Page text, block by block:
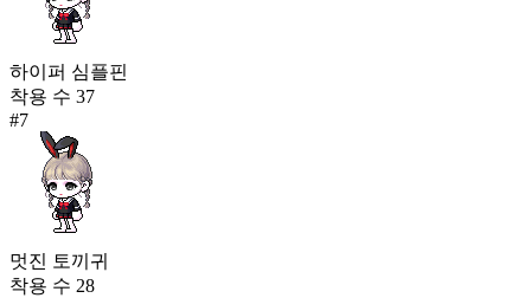
하이퍼 심플핀
착용 수 37
#7
멋진 토끼귀
착용 수 28